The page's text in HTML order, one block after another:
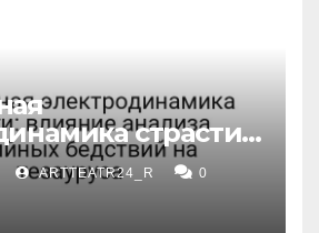
страсти:
бедствий на
ARTTEATR24_R 0